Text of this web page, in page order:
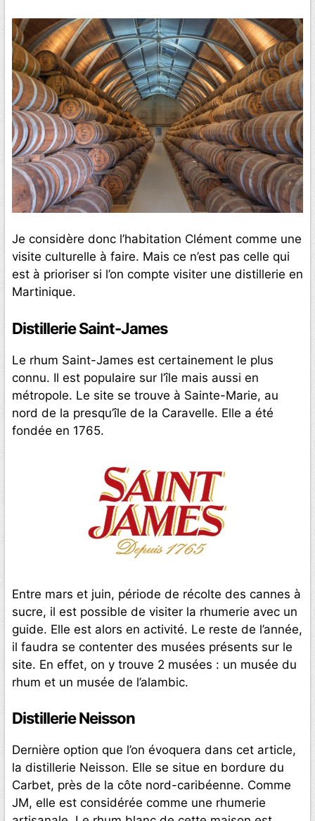
Je considère donc l’habitation Clément comme une
visite culturelle à faire. Mais ce n’est pas celle qui
est à prioriser si l’on compte visiter une distillerie en
Martinique.
Distillerie Saint-James
Le rhum Saint-James est certainement le plus
connu. Il est populaire sur l’île mais aussi en
métropole. Le site se trouve à Sainte-Marie, au
nord de la presqu’île de la Caravelle. Elle a été
fondée en 1765.
Entre mars et juin, période de récolte des cannes à
sucre, il est possible de visiter la rhumerie avec un
guide. Elle est alors en activité. Le reste de l’année,
il faudra se contenter des musées présents sur le
site. En effet, on y trouve 2 musées : un musée du
rhum et un musée de l’alambic.
Distillerie Neisson
Dernière option que l’on évoquera dans cet article,
la distillerie Neisson. Elle se situe en bordure du
Carbet, près de la côte nord-caribéenne. Comme
JM, elle est considérée comme une rhumerie